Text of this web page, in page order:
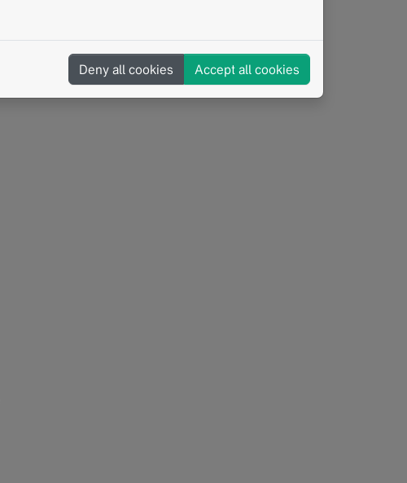
Deny all cookies Accept all cookies